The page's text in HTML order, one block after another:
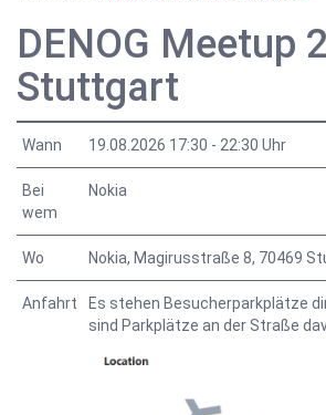
DENOG Meetup
Stuttgart
Wann 19.08.2026 17:30 - 22:30 Uhr
Bei
wem
Nokia
Wo Nokia, Magirusstraße 8, 70469
Anfahrt
Es stehen Besucherparkplätze
sind Parkplätze an der Straße